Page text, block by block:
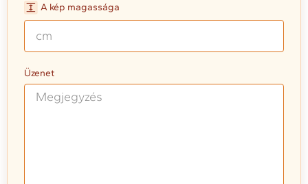
A kép magassága
Üzenet